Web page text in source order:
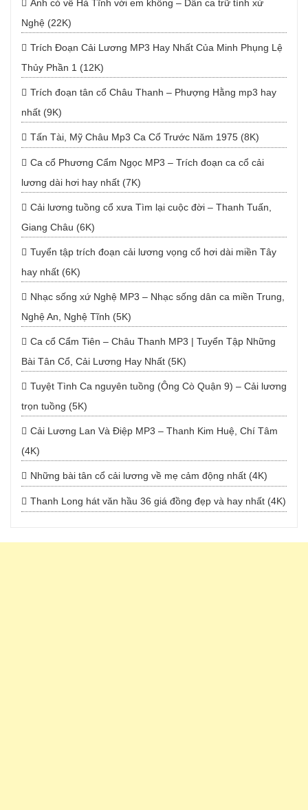
Anh có về Hà Tĩnh với em không – Dân ca trữ tình xứ
Nghệ (22K)
Trích Đoạn Cải Lương MP3 Hay Nhất Của Minh Phụng Lệ
Thủy Phần 1 (12K)
Trích đoạn tân cổ Châu Thanh – Phượng Hằng mp3 hay
nhất (9K)
Tấn Tài, Mỹ Châu Mp3 Ca Cổ Trước Năm 1975 (8K)
Ca cổ Phương Cẩm Ngọc MP3 – Trích đoạn ca cổ cải
lương dài hơi hay nhất (7K)
Cải lương tuồng cổ xưa Tìm lại cuộc đời – Thanh Tuấn,
Giang Châu (6K)
Tuyển tập trích đoạn cải lương vọng cổ hơi dài miền Tây
hay nhất (6K)
Nhạc sống xứ Nghệ MP3 – Nhạc sống dân ca miền Trung,
Nghệ An, Nghệ Tĩnh (5K)
Ca cổ Cẩm Tiên – Châu Thanh MP3 | Tuyển Tập Những
Bài Tân Cổ, Cải Lương Hay Nhất (5K)
Tuyệt Tình Ca nguyên tuồng (Ông Cò Quận 9) – Cải lương
trọn tuồng (5K)
Cải Lương Lan Và Điệp MP3 – Thanh Kim Huệ, Chí Tâm
(4K)
Những bài tân cổ cải lương về mẹ cảm động nhất (4K)
Thanh Long hát văn hầu 36 giá đồng đẹp và hay nhất (4K)